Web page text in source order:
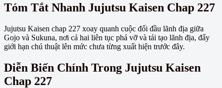
Tóm Tắt Nhanh Jujutsu Kaisen Chap 227
Jujutsu Kaisen chap 227 xoay quanh cuộc đối đầu lãnh địa giữa
Gojo và Sukuna, nơi cả hai liên tục phá vỡ và tái tạo lãnh địa, đẩy
giới hạn chú thuật lên mức chưa từng xuất hiện trước đây.
Diễn Biến Chính Trong Jujutsu Kaisen
Chap 227